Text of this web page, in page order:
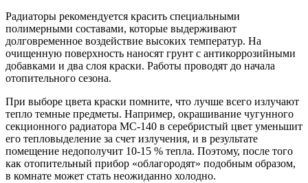
Радиаторы рекомендуется красить специальными
полимерными составами, которые выдерживают
долговременное воздействие высоких температур. На
очищенную поверхность наносят грунт с антикоррозийными
добавками и два слоя краски. Работы проводят до начала
отопительного сезона.
При выборе цвета краски помните, что лучше всего излучают
тепло темные предметы. Например, окрашивание чугунного
секционного радиатора МС-140 в серебристый цвет уменьшит
его тепловыделение за счет излучения, и в результате
помещение недополучит 10-15 % тепла. Поэтому, после того
как отопительный прибор «облагородят» подобным образом,
в комнате может стать неожиданно холодно.